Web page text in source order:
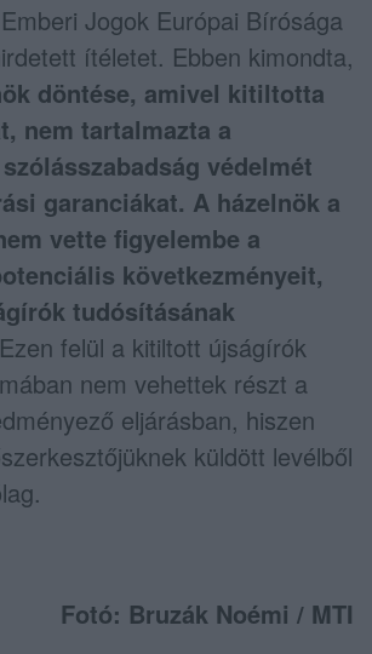
Jogok Európai Bírósága
ítéletet. Ebben kimondta,
döntése, amivel kitiltotta
nem tartalmazta a
védelmét
garanciákat. A házelnök a
vette figyelembe a
következményeit,
tudósításának
felül a kitiltott újságírók
nem vehettek részt a
eljárásban, hiszen
küldött levélből
Fotó: Bruzák Noémi / MTI